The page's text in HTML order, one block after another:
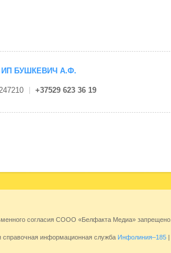
БУШКЕВИЧ А.Ф.
+37529 623 36 19
согласия СООО «Белфакта Медиа» запрещено.
справочная информационная служба Инфолиния–185|